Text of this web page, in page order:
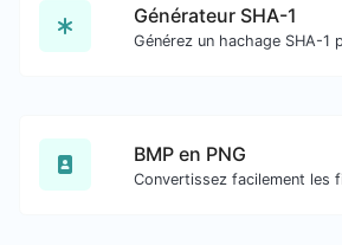
Générateur SHA-1
BMP en PNG